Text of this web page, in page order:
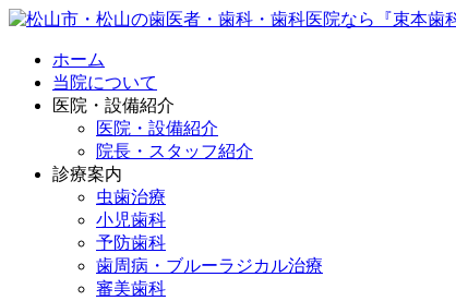
ホーム
当院について
医院・設備紹介
医院・設備紹介
院長・スタッフ紹介
診療案内
虫歯治療
小児歯科
予防歯科
歯周病・ブルーラジカル治療
審美歯科